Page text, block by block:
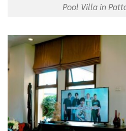
Pool Villa in